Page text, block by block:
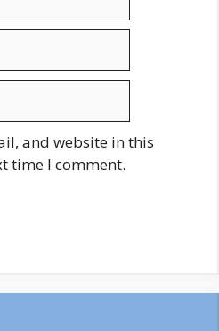
and website in this
time I comment.